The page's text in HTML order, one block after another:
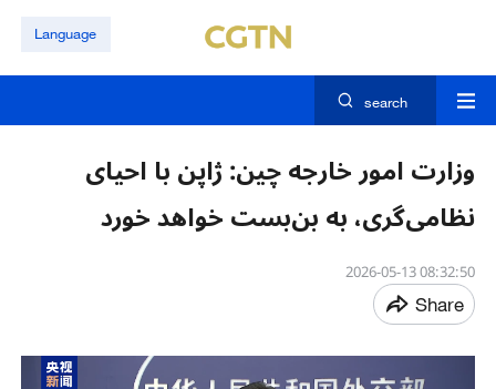
Language
search
وزارت امور خارجه چین: ژاپن با احیای
نظامی‌گری، به بن‌‎بست خواهد خورد
08:32:50 2026-05-13
Share